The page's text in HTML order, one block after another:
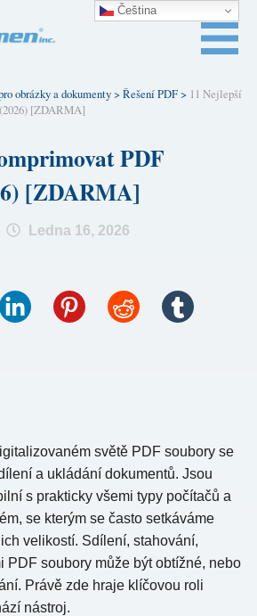
obrázky a dokumenty>Řešení PDF> 11 Nejlepší
[ZDARMA]
PDF
[ZDARMA]
Ledna 16, 2026
světě PDF soubory se
a ukládání dokumentů. Jsou
s prakticky všemi typy počítačů a
se kterým se často setkáváme
velikostí. Sdílení, stahování,
PDF soubory může být obtížné, nebo
Právě zde hraje klíčovou roli
nástroj.
Čeština‎